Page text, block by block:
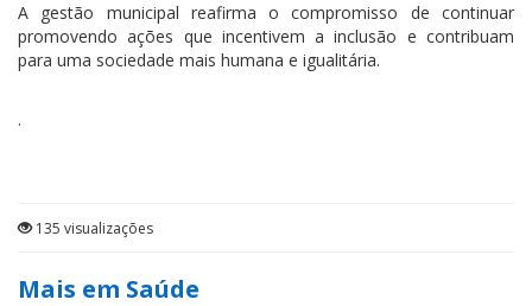
A gestão municipal reafirma o compromisso de continuar
promovendo ações que incentivem a inclusão e contribuam
para uma sociedade mais humana e igualitária.
.
135 visualizações
Mais em Saúde